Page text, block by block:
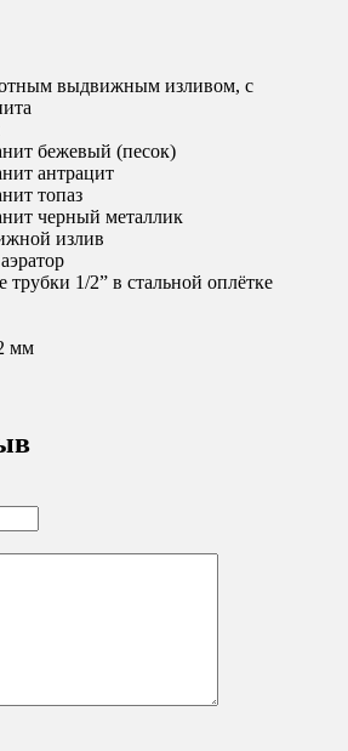
выдвижным изливом, с
бежевый (песок)
антрацит
топаз
черный металлик
излив
1/2” в стальной оплётке
мм